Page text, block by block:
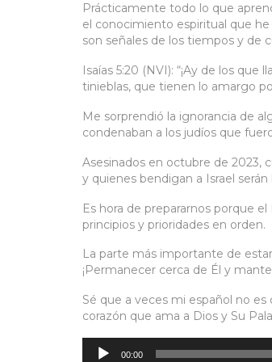
Prácticamente todo lo que
el conocimiento espiritual que
son señales de los tiempos y de
Isaías 5:20 (NVI): “¡Ay de los
tinieblas, que tienen lo amargo
Me sorprendió la ignorancia de
condenaban a los judíos que
Asesinados en octubre de 2023,
y quienes bendigan a Israel serán
Es hora de prepararnos porque
principios y prioridades en orden.
La parte más importante de
¡Permanecer cerca de Él y
Sé que a veces mi español no
corazón que ama a Dios y Su
Reproductor
audio 00:00